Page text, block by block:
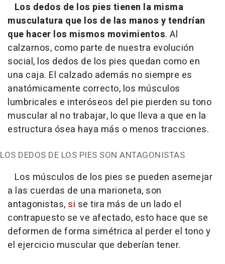
Los dedos de los pies tienen la misma
musculatura que los de las manos y tendrían
que hacer los mismos movimientos. Al
calzarnos, como parte de nuestra evolución
social, los dedos de los pies quedan como en
una caja. El calzado además no siempre es
anatómicamente correcto, los músculos
lumbricales e interóseos del pie pierden su tono
muscular al no trabajar, lo que lleva a que en la
estructura ósea haya más o menos tracciones.
LOS DEDOS DE LOS PIES SON ANTAGONISTAS
Los músculos de los pies se pueden asemejar
a las cuerdas de una marioneta, son
antagonistas, si se tira más de un lado el
contrapuesto se ve afectado, esto hace que se
deformen de forma simétrica al perder el tono y
el ejercicio muscular que deberían tener.